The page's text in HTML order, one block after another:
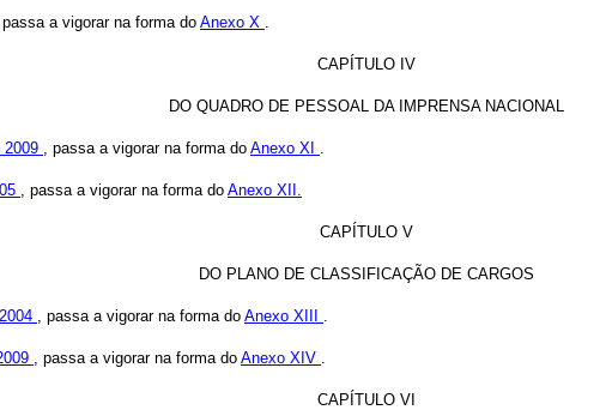
passa a vigorar na forma do Anexo X .
CAPÍTULO IV
DO QUADRO DE PESSOAL DA IMPRENSA NACIONAL
2009 , passa a vigorar na forma do Anexo XI .
, passa a vigorar na forma do Anexo XII.
CAPÍTULO V
DO PLANO DE CLASSIFICAÇÃO DE CARGOS
, passa a vigorar na forma do Anexo XIII .
, passa a vigorar na forma do Anexo XIV .
CAPÍTULO VI